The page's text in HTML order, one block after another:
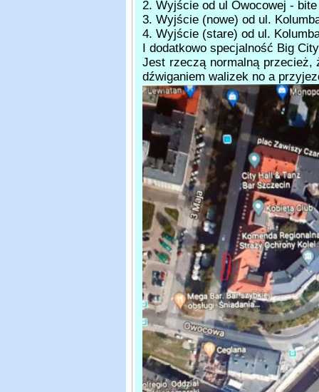
2. Wyjście od ul Owocowej -
3. Wyjście (nowe) od ul.
4. Wyjście (stare) od ul.
I dodatkowo specjalność Big
Jest rzeczą normalną przecież,
dźwiganiem walizek no a